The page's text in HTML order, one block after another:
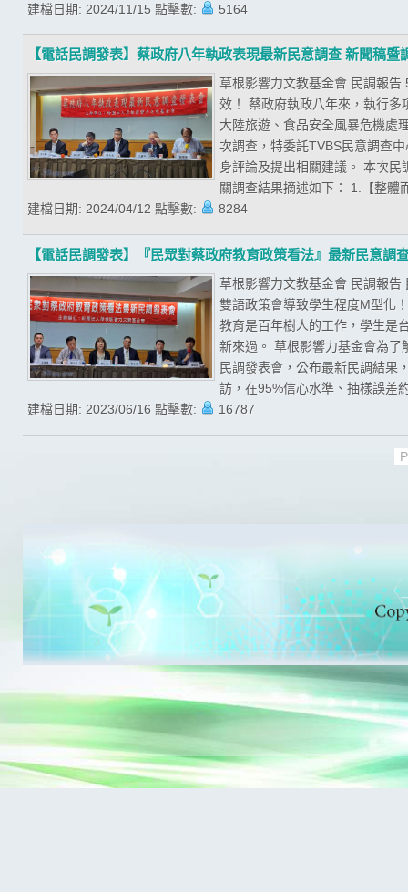
建檔日期: 2024/11/15 點擊數: 5164
【電話民調發表】蔡政府八年執政表現最新民意調查 新聞稿暨
草根影響力文教基金會 民調報
效！ 蔡政府執政八年來，執行
大陸旅遊、食品安全風暴危機處
次調查，特委託TVBS民意調查
身評論及提出相關建議。 本次
關調查結果摘述如下： 1.【整
建檔日期: 2024/04/12 點擊數: 8284
【電話民調發表】『民眾對蔡政府教育政策看法』最新民意調
草根影響力文教基金會 民調報
雙語政策會導致學生程度M型化
教育是百年樹人的工作，學生是
新來過。 草根影響力基金會為了
民調發表會，公布最新民調結果
訪，在95%信心水準、抽樣誤差
建檔日期: 2023/06/16 點擊數: 16787